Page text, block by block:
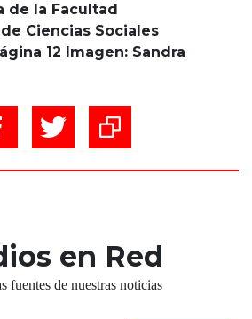
de la Facultad
Ciencias Sociales
12 Imagen: Sandra
en Red
fuentes de nuestras noticias